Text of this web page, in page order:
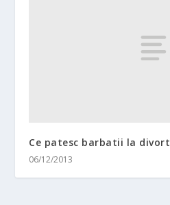
Ce patesc barbatii la divort
06/12/2013